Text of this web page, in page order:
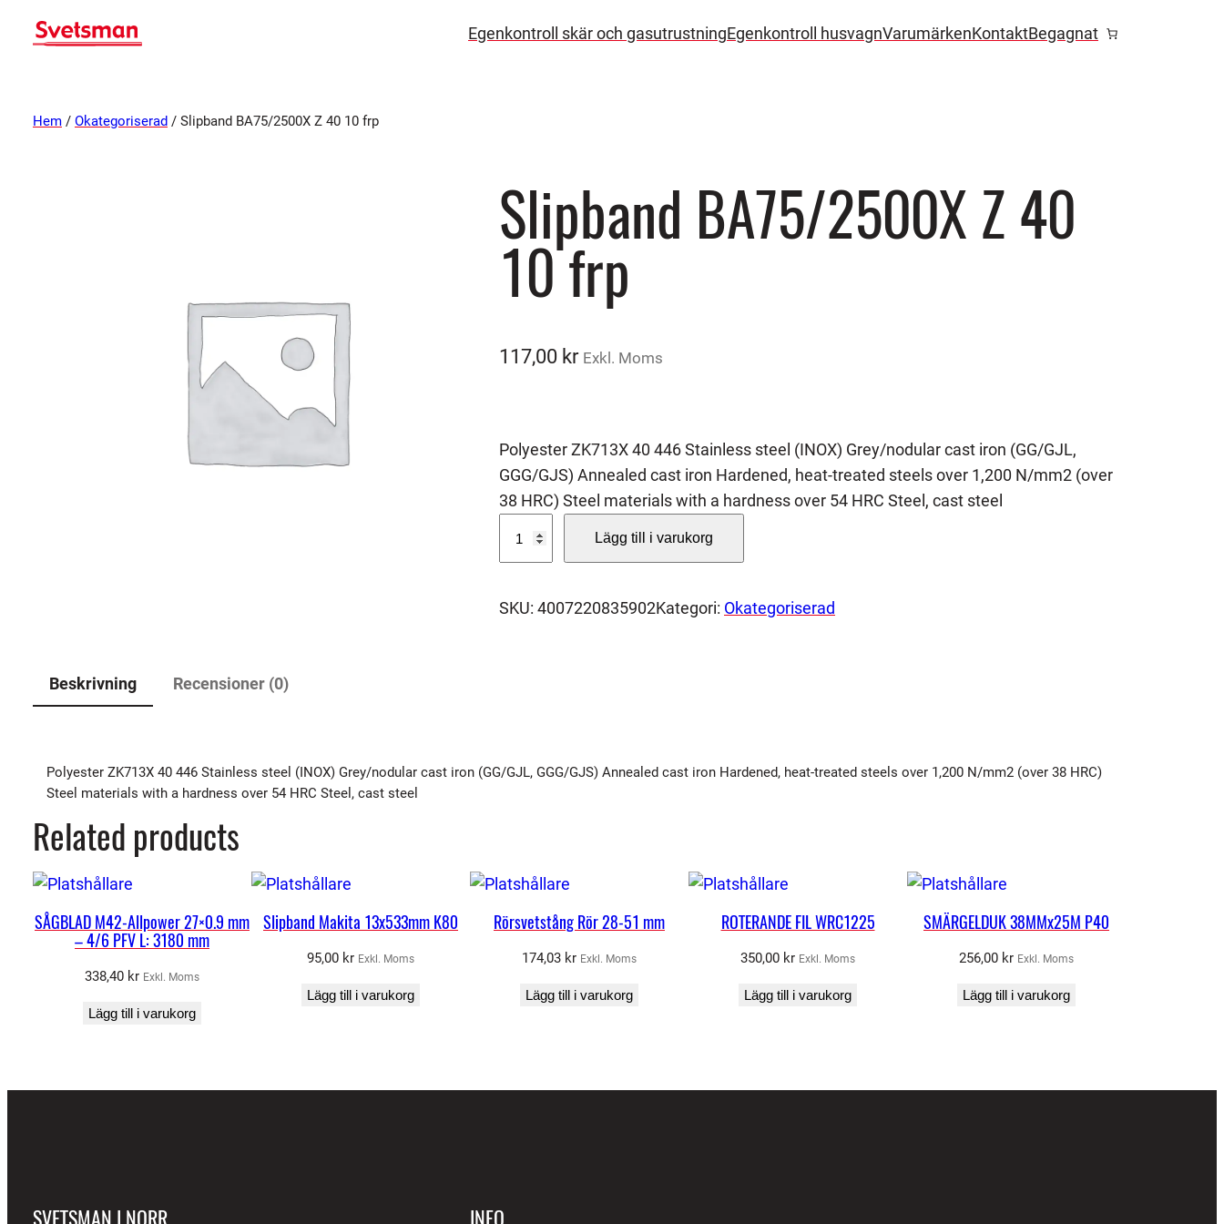
Egenkontroll skär och gasutrustningEgenkontroll husvagnVarumärkenKontaktBegagnat
Hem / Okategoriserad / Slipband BA75/2500X Z 40 10 frp
Slipband BA75/2500X Z 40
10 frp
117,00 kr Exkl. Moms
Polyester ZK713X 40 446 Stainless steel (INOX) Grey/nodular cast iron (GG/GJL,
GGG/GJS) Annealed cast iron Hardened, heat-treated steels over 1,200 N/mm2 (over
38 HRC) Steel materials with a hardness over 54 HRC Steel, cast steel
p
7
5
0
0
ä
Lägg till i varukorg
SKU: 4007220835902Kategori: Okategoriserad
Beskrivning Recensioner (0)
Polyester ZK713X 40 446 Stainless steel (INOX) Grey/nodular cast iron (GG/GJL, GGG/GJS) Annealed cast iron Hardened, heat-treated steels over 1,200 N/mm2 (over 38 HRC)
Steel materials with a hardness over 54 HRC Steel, cast steel
Related products
SÅGBLAD M42-Allpower 27×0.9 mm
– 4/6 PFV L: 3180 mm
338,40 kr Exkl. Moms
Lägg till i varukorg
Slipband Makita 13x533mm K80
95,00 kr Exkl. Moms
Lägg till i varukorg
Rörsvetstång Rör 28-51 mm
174,03 kr Exkl. Moms
Lägg till i varukorg
ROTERANDE FIL WRC1225
350,00 kr Exkl. Moms
Lägg till i varukorg
SMÄRGELDUK 38MMx25M P40
256,00 kr Exkl. Moms
Lägg till i varukorg
SVETSMAN I NORR INFO